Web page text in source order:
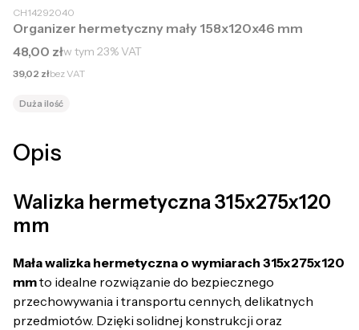
CH14292040
Organizer hermetyczny mały 158x120x46 mm
Cena brutto
48,00 złw tym 23%VAT
Cena netto
39,02 złbez VAT
Duża ilość
Opis
Walizka hermetyczna 315x275x120
mm
Mała walizka hermetyczna o wymiarach 315x275x120
mmto idealne rozwiązanie do bezpiecznego
przechowywania i transportu cennych, delikatnych
przedmiotów. Dzięki solidnej konstrukcji oraz